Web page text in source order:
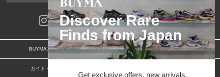
BUYMAスタートガイド 安心への取り組み
ガイド・お問い合わせ